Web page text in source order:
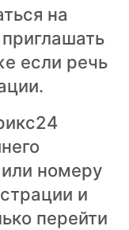
на
если речь
номеру
и
перейти